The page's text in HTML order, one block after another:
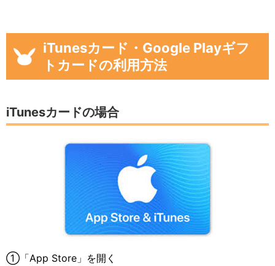
iTunesカード・Google Playギフ
トカードの利用方法
iTunesカードの場合
①「App Store」を開く